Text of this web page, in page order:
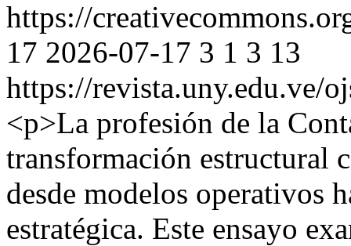
https://
17 2026-07-17 3 1 3 13
https://revista.uny.edu.ve/
<p>La profesión de la
transformación estructural
desde modelos operativos
estratégica. Este ensayo